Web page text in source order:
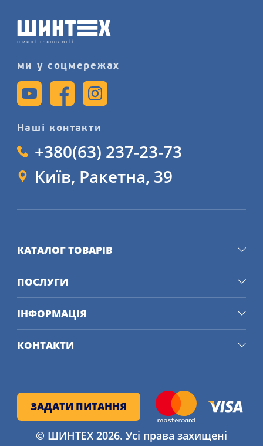
більш детально на нашому сайті.
ми у соцмережах
Наші контакти
+380(63) 237-23-73
Київ, Ракетна, 39
ЗАДАТИ ПИТАННЯ
© ШИНТЕХ 2026. Усі права захищені
КАТАЛОГ ТОВАРІВ
ПОСЛУГИ
ІНФОРМАЦІЯ
КОНТАКТИ